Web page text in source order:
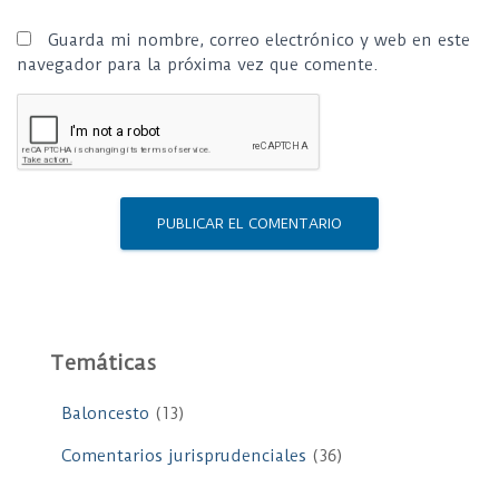
Guarda mi nombre, correo electrónico y web en este
navegador para la próxima vez que comente.
Temáticas
Baloncesto (13)
Comentarios jurisprudenciales (36)